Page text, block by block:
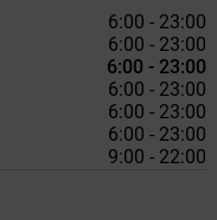
6:00 - 23:00
6:00 - 23:00
6:00 - 23:00
6:00 - 23:00
6:00 - 23:00
6:00 - 23:00
9:00 - 22:00